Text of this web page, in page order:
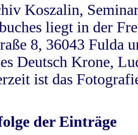
Koszalin,
liegt in der
8, 36043 Fulda
Deutsch Krone,
ist das
der Einträge